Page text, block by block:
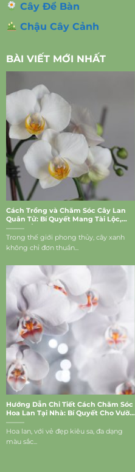
Cây Để Bàn
Chậu Cây Cảnh
BÀI VIẾT MỚI NHẤT
Cách Trồng và Chăm Sóc Cây Lan
Quân Tử: Bí Quyết Mang Tài Lộc,
May Mắn Vào Nhà
Trong thế giới phong thủy, cây xanh
không chỉ đơn thuần...
Hướng Dẫn Chi Tiết Cách Chăm Sóc
Hoa Lan Tại Nhà: Bí Quyết Cho Vườn
Lan Rực Rỡ
Hoa lan, với vẻ đẹp kiêu sa, đa dạng
màu sắc...